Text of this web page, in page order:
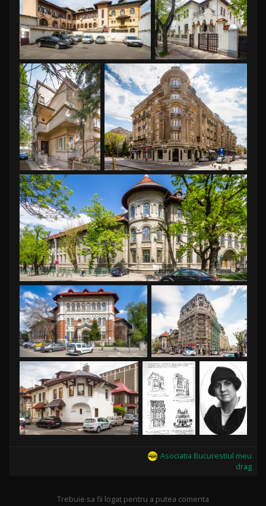
Asociatia Bucurestiul meu
drag
Trebuie sa fii logat pentru a putea comenta